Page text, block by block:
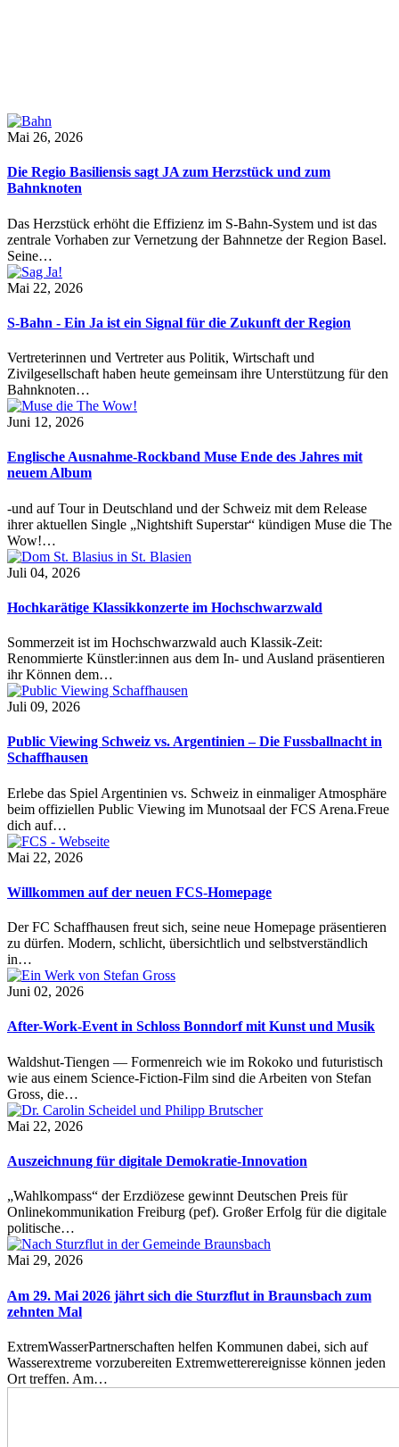
Mai 26, 2026
Die Regio Basiliensis sagt JA zum Herzstück und zum
Bahnknoten
Das Herzstück erhöht die Effizienz im S-Bahn-System und ist das
zentrale Vorhaben zur Vernetzung der Bahnnetze der Region Basel.
Seine…
Mai 22, 2026
S-Bahn - Ein Ja ist ein Signal für die Zukunft der Region
Vertreterinnen und Vertreter aus Politik, Wirtschaft und
Zivilgesellschaft haben heute gemeinsam ihre Unterstützung für den
Bahnknoten…
Juni 12, 2026
Englische Ausnahme-Rockband Muse Ende des Jahres mit
neuem Album
-und auf Tour in Deutschland und der Schweiz mit dem Release
ihrer aktuellen Single „Nightshift Superstar“ kündigen Muse die The
Wow!…
Juli 04, 2026
Hochkarätige Klassikkonzerte im Hochschwarzwald
Sommerzeit ist im Hochschwarzwald auch Klassik-Zeit:
Renommierte Künstler:innen aus dem In- und Ausland präsentieren
ihr Können dem…
Juli 09, 2026
Public Viewing Schweiz vs. Argentinien – Die Fussballnacht in
Schaffhausen
Erlebe das Spiel Argentinien vs. Schweiz in einmaliger Atmosphäre
beim offiziellen Public Viewing im Munotsaal der FCS Arena.Freue
dich auf…
Mai 22, 2026
Willkommen auf der neuen FCS-Homepage
Der FC Schaffhausen freut sich, seine neue Homepage präsentieren
zu dürfen. Modern, schlicht, übersichtlich und selbstverständlich
in…
Juni 02, 2026
After-Work-Event in Schloss Bonndorf mit Kunst und Musik
Waldshut-Tiengen — Formenreich wie im Rokoko und futuristisch
wie aus einem Science-Fiction-Film sind die Arbeiten von Stefan
Gross, die…
Mai 22, 2026
Auszeichnung für digitale Demokratie-Innovation
„Wahlkompass“ der Erzdiözese gewinnt Deutschen Preis für
Onlinekommunikation Freiburg (pef). Großer Erfolg für die digitale
politische…
Mai 29, 2026
Am 29. Mai 2026 jährt sich die Sturzflut in Braunsbach zum
zehnten Mal
ExtremWasserPartnerschaften helfen Kommunen dabei, sich auf
Wasserextreme vorzubereiten Extremwetterereignisse können jeden
Ort treffen. Am…